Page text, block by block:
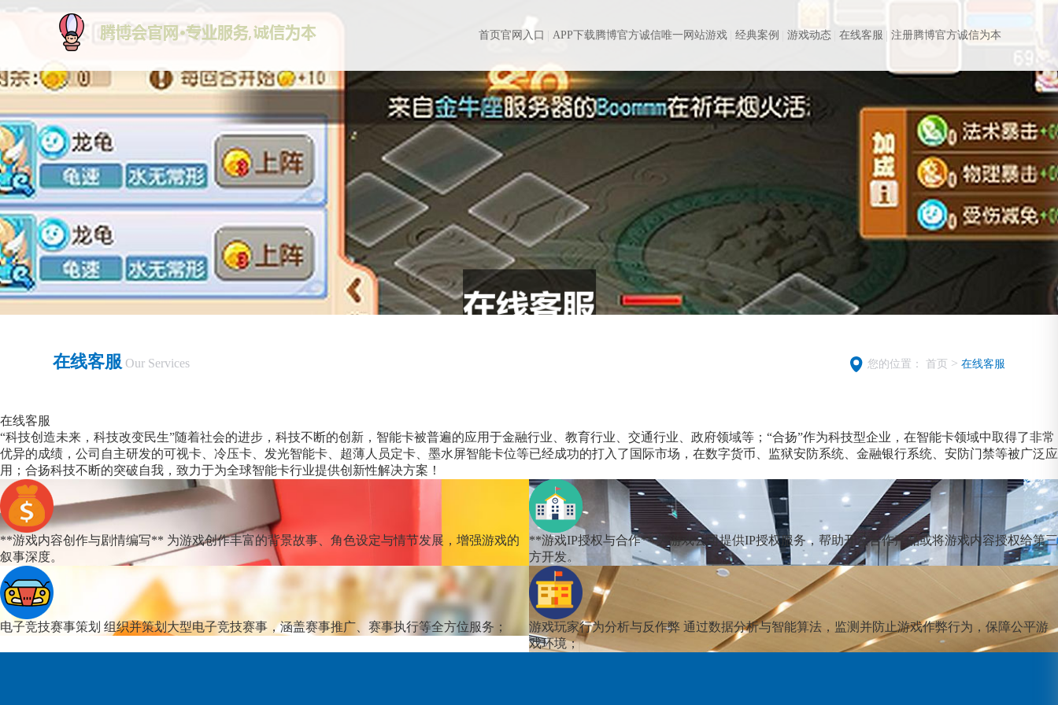
首页官网入口 APP下载腾博官方诚信唯一网站游戏 经典案例 游戏动态 在线客服 注册腾博官方诚信为本
在线客服 Our Services 您的位置： 首页 > 在线客服
在线客服
“科技创造未来，科技改变民生”随着社会的进步，科技不断的创新，智能卡被普遍的应用于金融行业、教育行业、交通行业、政府领域等；“合扬”作为科技型企业，在智能卡领域中取得了非常
优异的成绩，公司自主研发的可视卡、冷压卡、发光智能卡、超薄人员定卡、墨水屏智能卡位等已经成功的打入了国际市场，在数字货币、监狱安防系统、金融银行系统、安防门禁等被广泛应
用；合扬科技不断的突破自我，致力于为全球智能卡行业提供创新性解决方案！
**游戏内容创作与剧情编写** 为游戏创作丰富的背景故事、角色设定与情节发展，增强游戏的
叙事深度。
电子竞技赛事策划 组织并策划大型电子竞技赛事，涵盖赛事推广、赛事执行等全方位服务；
**游戏IP授权与合作** 为游戏公司提供IP授权服务，帮助开发合作产品或将游戏内容授权给第三
方开发。
游戏玩家行为分析与反作弊 通过数据分析与智能算法，监测并防止游戏作弊行为，保障公平游
戏环境；